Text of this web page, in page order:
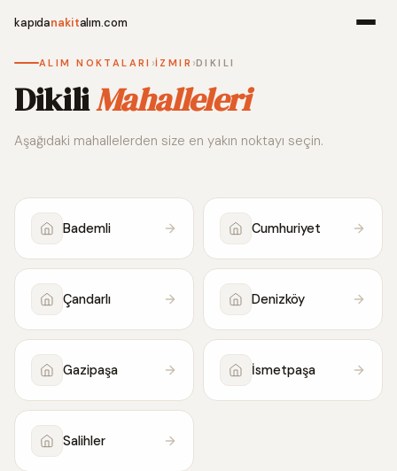
kapıdanakitalım.com
Alım
ALIM NOKTALARI ›İZMIR ›DIKILI
DikiliMahalleleri
Aşağıdaki mahallelerden size en yakın noktayı seçin.
Bademli Cumhuriyet
Çandarlı Denizköy
Gazipaşa İsmetpaşa
Salihler